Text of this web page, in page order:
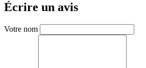
Écrire un avis
Votre nom